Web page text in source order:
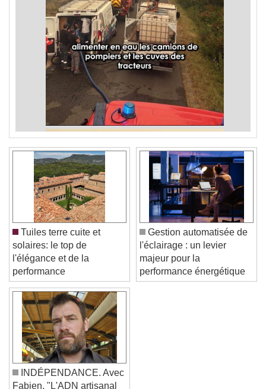
Tuiles terre cuite et
solaires: le top de
l'élégance et de la
performance
Gestion automatisée de
l'éclairage : un levier
majeur pour la
performance énergétique
INDÉPENDANCE. Avec